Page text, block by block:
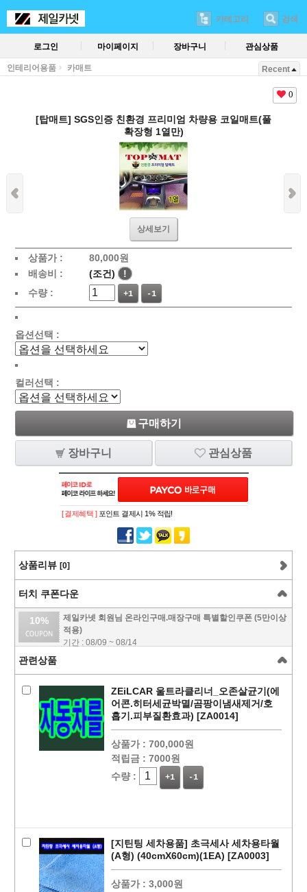
카테고리 검색
로그인 마이페이지 장바구니 관심상품
인테리어용품 카매트 Recent
0
[탑매트] SGS인증 친환경 프리미엄 차량용 코일매트(풀
확장형 1열만)
상세보기
상품가 : 80,000원
배송비 :
(조건)
!
수량 :
+1 -1
옵션선택 :
컬러선택 :
구매하기
장바구니 관심상품
PAYCO 바로
[ 결제혜택 ] 포인트 결제시 1% 적립!
상품리뷰 [0]
터치 쿠폰다운
10%
제일카넷 회원님 온라인구매.매장구매 특별할인쿠폰 (5만이상
적용)
기간 : 08/09 ~ 08/14
관련상품
ZEiLCAR 울트라클리너_오존살균기(에
어콘.히터세균박멸/곰팡이냄새제거/호
흡기.피부질환효과) [ZA0014]
상품가 : 700,000원
적립금 : 7000원
수량 :
+1 -1
[지틴팅 세차용품] 초극세사 세차용타월
(A형) (40cmX60cm)(1EA) [ZA0003]
상품가 : 3,000원